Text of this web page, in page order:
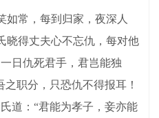
常，每到归家，夜深人
晓得丈夫心不忘仇，每对他
日仇死君手，君岂能独
职分，只恐仇不得报耳！
道：“君能为孝子，妾亦能